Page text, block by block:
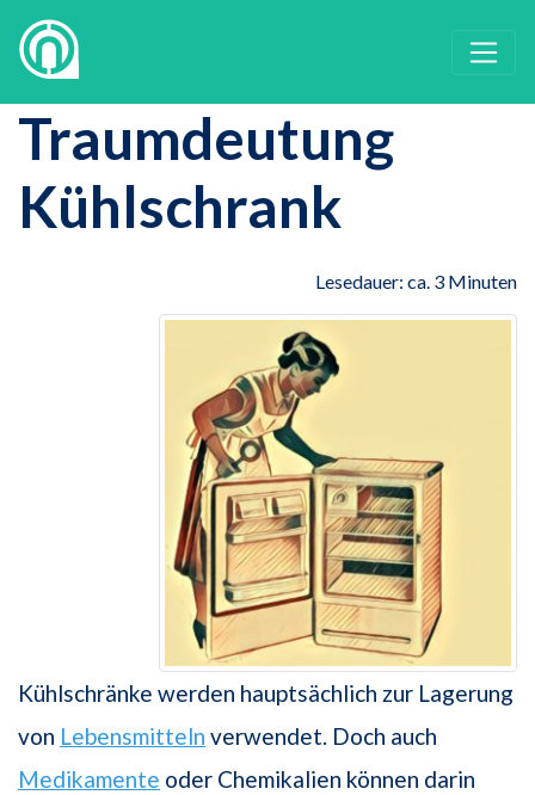
Traumdeutung
Kühlschrank
Lesedauer: ca. 3 Minuten
Kühlschränke werden hauptsächlich zur Lagerung
von Lebensmitteln verwendet. Doch auch
Medikamente oder Chemikalien können darin